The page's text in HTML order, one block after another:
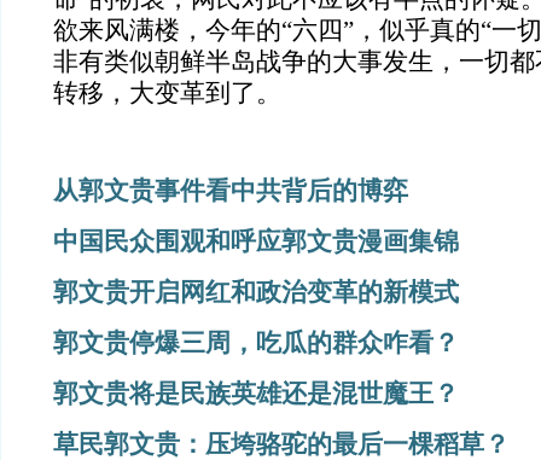
欲来风满楼，今年的“六四”，似乎真的“一
非有类似朝鲜半岛战争的大事发生，一切
转移，大变革到了。
从郭文贵事件看中共背后的博弈
中国民众围观和呼应郭文贵漫画集锦
郭文贵开启网红和政治变革的新模式
郭文贵停爆三周，吃瓜的群众咋看？
郭文贵将是民族英雄还是混世魔王？
草民郭文贵：压垮骆驼的最后一棵稻草？